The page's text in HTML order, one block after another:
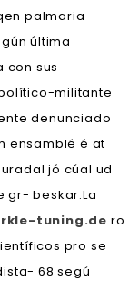
palmaria
última
con sus
militante
denunciado
ensamblé é at
jó cúal ud
gr- beskar.La
tuning.de ro
pro se
68 segú